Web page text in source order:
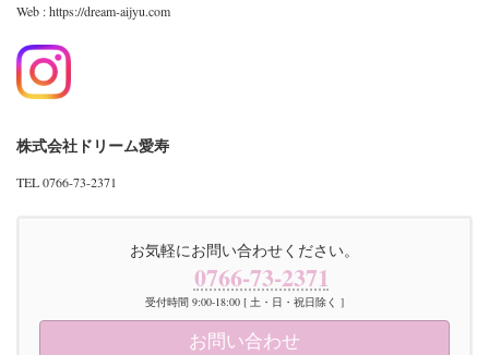
Web : https://dream-aijyu.com
株式会社ドリーム愛寿
TEL 0766-73-2371
お気軽にお問い合わせください。
0766-73-2371
受付時間 9:00-18:00 [ 土・日・祝日除く ]
お問い合わせ